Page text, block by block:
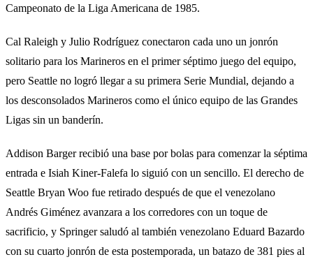
Campeonato de la Liga Americana de 1985.
Cal Raleigh y Julio Rodríguez conectaron cada uno un jonrón
solitario para los Marineros en el primer séptimo juego del equipo,
pero Seattle no logró llegar a su primera Serie Mundial, dejando a
los desconsolados Marineros como el único equipo de las Grandes
Ligas sin un banderín.
Addison Barger recibió una base por bolas para comenzar la séptima
entrada e Isiah Kiner-Falefa lo siguió con un sencillo. El derecho de
Seattle Bryan Woo fue retirado después de que el venezolano
Andrés Giménez avanzara a los corredores con un toque de
sacrificio, y Springer saludó al también venezolano Eduard Bazardo
con su cuarto jonrón de esta postemporada, un batazo de 381 pies al